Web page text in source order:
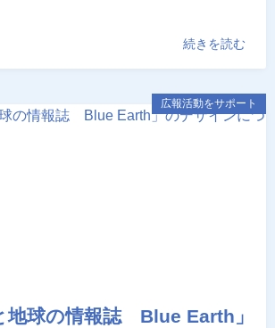
続きを読む
広報活動をサポート
地球の情報誌 Blue Earth」